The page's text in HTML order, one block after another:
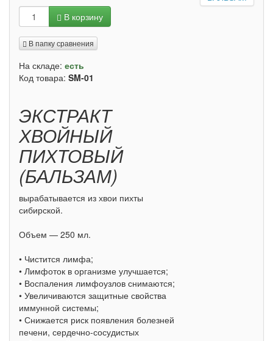
В корзину
В папку сравнения
На складе: есть
Код товара: SM-01
ЭКСТРАКТ
ХВОЙНЫЙ
ПИХТОВЫЙ
(БАЛЬЗАМ)
вырабатывается из хвои пихты
сибирской.
Объем — 250 мл.
• Чистится лимфа;
• Лимфоток в организме улучшается;
• Воспаления лимфоузлов снимаются;
• Увеличиваются защитные свойства
иммунной системы;
• Снижается риск появления болезней
печени, сердечно-сосудистых